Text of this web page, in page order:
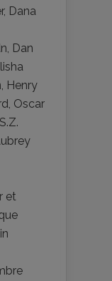
, Dana
Dan
Henry
Oscar
S.Z.
et